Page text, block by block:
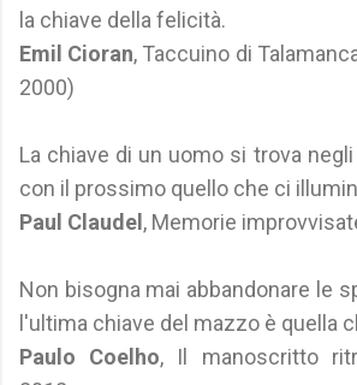
la chiave della felicità.
Emil Cioran, Taccuino di
2000)
La chiave di un uomo si trova
con il prossimo quello che ci
Paul Claudel , Memorie
Non bisogna mai abbandonare le
l'ultima chiave del mazzo è quella
Paulo Coelho, Il manoscritto